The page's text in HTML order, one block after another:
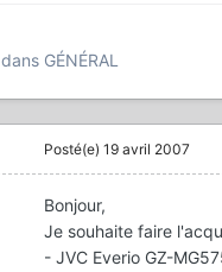
dans GÉNÉRAL
Posté(e) 19 avril 2007
Bonjour,
Je souhaite faire
- JVC Everio GZ-